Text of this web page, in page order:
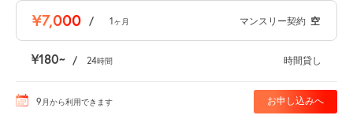
¥7,000 / 1ヶ月 マンスリー契約 空
¥180 / 24時間 時間貸し
9 月から利用できます お申し込みへ